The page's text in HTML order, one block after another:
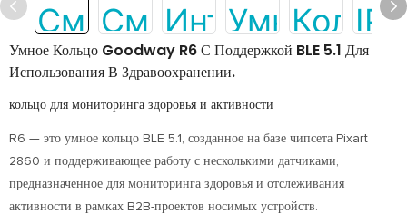
Умное Кольцо Goodway R6 С Поддержкой BLE 5.1 ​​для
Использования В Здравоохранении.
кольцо для мониторинга здоровья и активности
R6 — это умное кольцо BLE 5.1, созданное на базе чипсета Pixart
2860 и поддерживающее работу с несколькими датчиками,
предназначенное для мониторинга здоровья и отслеживания
активности в рамках B2B-проектов носимых устройств.